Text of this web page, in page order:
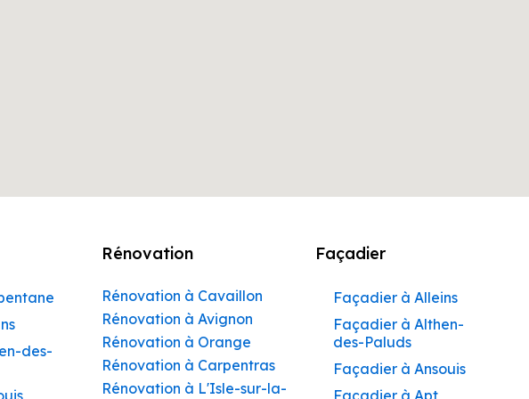
des-
Rénovation
Rénovation à Cavaillon
Rénovation à Avignon
Rénovation à Orange
Rénovation à Carpentras
Rénovation à L'Isle-sur-la-
Façadier
Façadier à Alleins
Façadier à Althen-
des-Paluds
Façadier à Ansouis
Façadier à Apt